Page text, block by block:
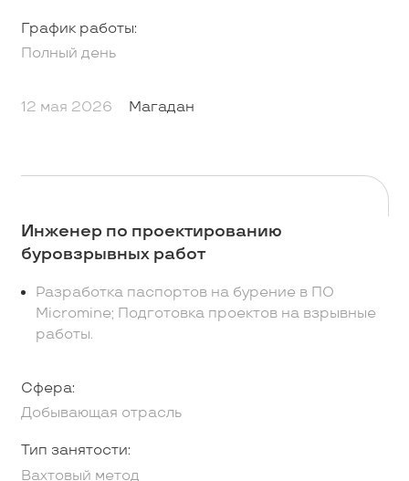
График работы:
Полный день
12 мая 2026 Магадан
Инженер по проектированию
буровзрывных работ
Разработка паспортов на бурение в ПО
Micromine; Подготовка проектов на взрывные
работы.
Сфера:
Добывающая отрасль
Тип занятости:
Вахтовый метод